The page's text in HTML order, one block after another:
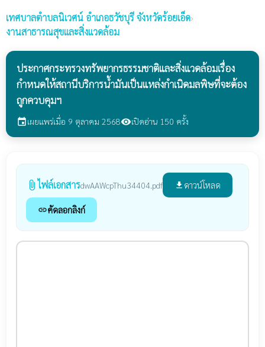
เทศบาลตำบลนิเวศน์ อำเภอธวัชบุรี จังหวัดร้อยเอ็ด›
งานสาธารณสุขและสิ่งแวดล้อม
ประกาศกระทรวงทรัพยากรธรรมชาติและสิ่งแวดล้อมเรื่อง
กำหนดให้สถานีบริการน้ำมันเป็นแหล่งกำเนิดมลพิษที่จะต้อง
ถูกควบคุมฯ
eventเผยแพร่เมื่อ 9 ตุลาคม 2568visibilityเปิดอ่าน 150 ครั้ง
attach_file ไฟล์เอกสารdwAAWcpThu34404.pdf file_download ดาวน์โหลด
linkคัดลอกลิงก์